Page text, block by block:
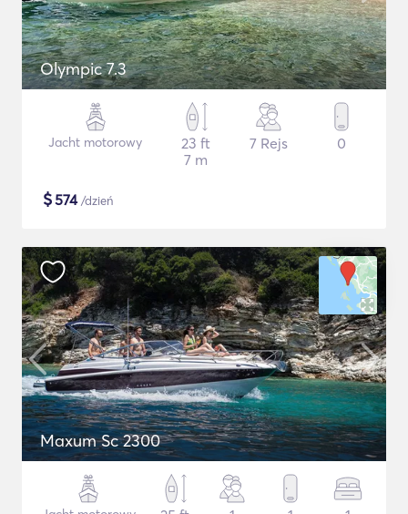
Olympic 7.3
Jacht motorowy
23 ft
7 m
7 Rejs 0
$574/dzień
Maxum Sc 2300